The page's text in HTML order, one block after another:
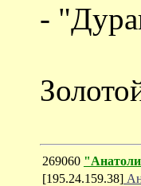
-
269060
[195.24.159.38]